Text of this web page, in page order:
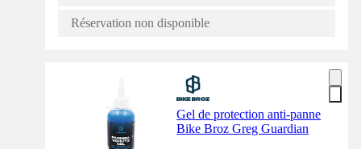
Réservation non disponible
Gel de protection anti-panne
Bike Broz Greg Guardian